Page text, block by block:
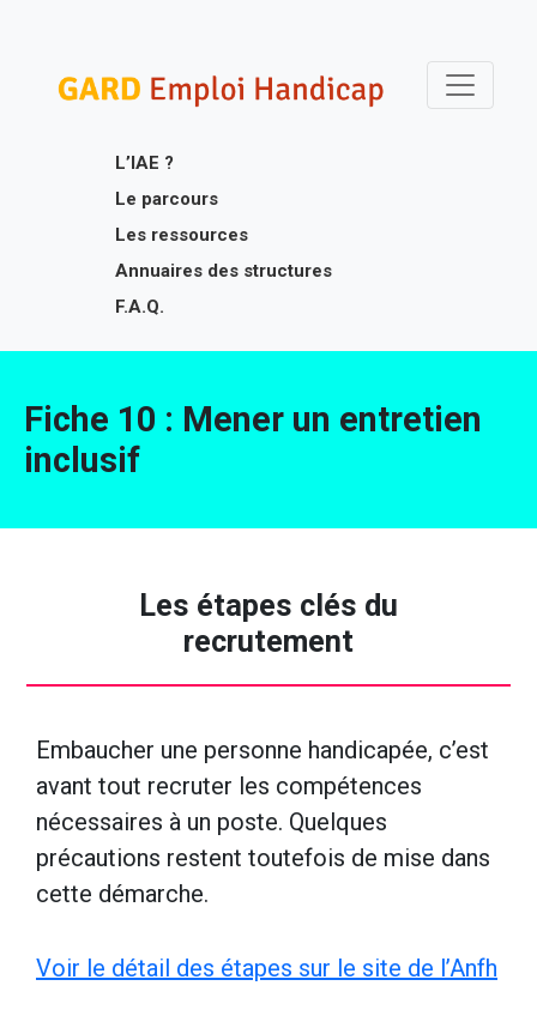
content
L’IAE ?
Le parcours
Les ressources
Annuaires des structures
F.A.Q.
Fiche 10 : Mener un entretien
inclusif
Les étapes clés du
recrutement
Embaucher une personne handicapée, c’est
avant tout recruter les compétences
nécessaires à un poste. Quelques
précautions restent toutefois de mise dans
cette démarche.
Voir le détail des étapes sur le site de l’Anfh